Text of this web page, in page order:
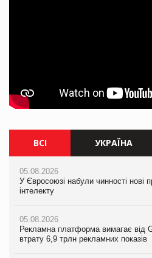
ВСІ УКРАЇНА
05.08.2026
У Євросоюзі набули чинності нові
інтелекту
05.08.2026
Рекламна платформа вимагає від
втрату 6,9 трлн рекламних показів
05.08.2026
Мережа супермаркетів VARUS
формату convenience store КОЛО:
05.08.2026
Російська атака 5 серпня стала
05.08.2026
У Євросоюзі набули чинності нові
інтелекту
05.08.2026
Рекламна платформа вимагає від
втрату 6,9 трлн рекламних показів